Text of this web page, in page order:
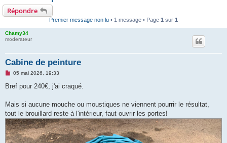
Répondre
Premier message non lu • 1 message • Page 1 sur 1
Chamy34
moderateur
Cabine de peinture
M
s
g
n
o
n
l
u
05 mai 2026, 19:33
Bref pour 240€, j'ai craqué.
Mais si aucune mouche ou moustiques ne viennent pourrir le résultat,
tout le brouillard reste à l'intérieur, faut ouvrir les portes!